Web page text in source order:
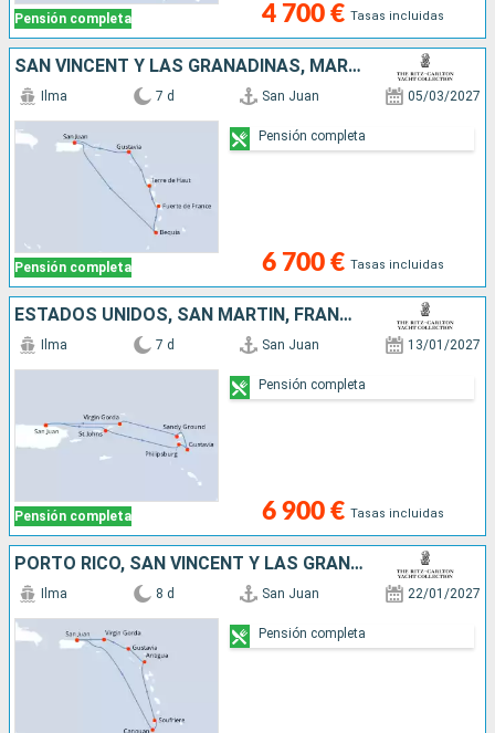
Pensión completa 4 700 € Tasas incluidas
SAN VINCENT Y LAS GRANADINAS, MARTINICA, GUADALUPE, FRANCIA, PORTO RICO
Pensión completa
Ilma 7 d San Juan 05/03/2027
6 700 € Tasas incluidas
Pensión completa
ESTADOS UNIDOS, SAN MARTÍN, FRANCIA, ANGUILLA, VIRGEN GORDA, PORTO RICO
Pensión completa
Ilma 7 d San Juan 13/01/2027
6 900 € Tasas incluidas
Pensión completa
PORTO RICO, SAN VINCENT Y LAS GRANADINAS, SANTA LUCIA, ANTIGUA Y BARBUDA, FRANCIA, VIRGEN GORDA
Ilma 8 d San Juan 22/01/2027
Pensión completa